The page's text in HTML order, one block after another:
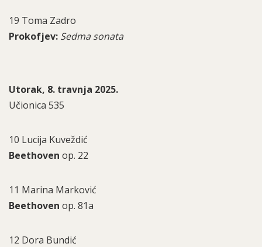
19 Toma Zadro
Prokofjev: Sedma sonata
Utorak, 8. travnja 2025.
Učionica 535
10 Lucija Kuveždić
Beethoven op. 22
11 Marina Marković
Beethoven op. 81a
12 Dora Bundić